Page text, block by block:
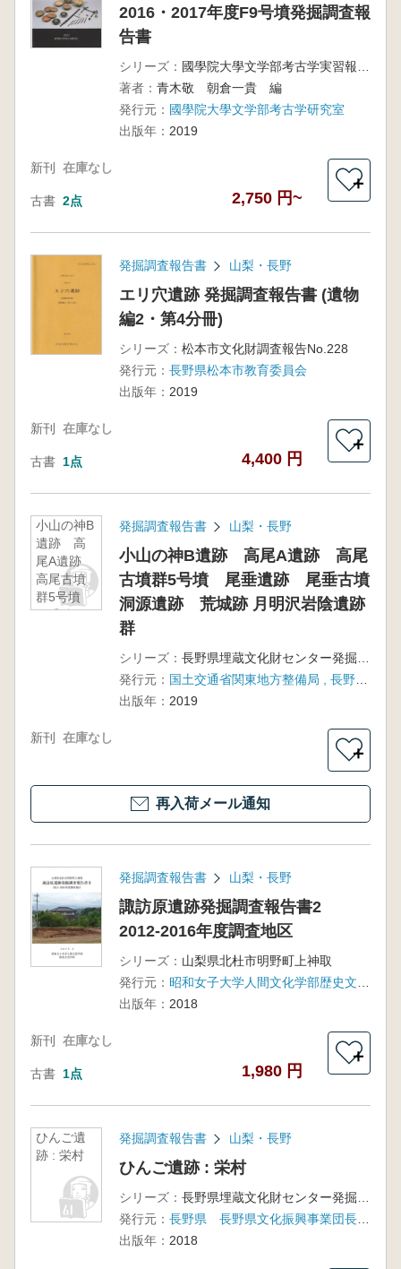
2016・2017年度F9号墳発掘調査報
告書
シリーズ：
著者： 青木敬 朝倉一貴 編
発行元： 國學院大學文学部考古学研究室
出版年： 2019
新刊 在庫なし
古書 2点 2,750 円~
＋
発掘調査報告書 山梨・長野
エリ穴遺跡 発掘調査報告書 (遺物
編2・第4分冊)
シリーズ： 松本市文化財調査報告No.228
発行元： 長野県松本市教育委員会
出版年： 2019
新刊 在庫なし
古書 1点 4,400 円
＋
小山の神B
遺跡 高
尾A遺跡
高尾古墳
群5号墳
尾垂遺
発掘調査報告書 山梨・長野
小山の神B遺跡 高尾A遺跡 高尾
古墳群5号墳 尾垂遺跡 尾垂古墳
洞源遺跡 荒城跡 月明沢岩陰遺跡
群
シリーズ：
発行元：
国土交通省関東地方整備局 , 長野県埋蔵文化財センター
出版年： 2019
新刊 在庫なし
＋
再入荷メール通知
発掘調査報告書 山梨・長野
諏訪原遺跡発掘調査報告書2
2012-2016年度調査地区
シリーズ： 山梨県北杜市明野町上神取
発行元：
出版年： 2018
新刊 在庫なし
古書 1点 1,980 円
＋
ひんご遺
跡 : 栄村
発掘調査報告書 山梨・長野
ひんご遺跡 : 栄村
シリーズ：
発行元：
長野県 長野県文化振興事業団長野県埋蔵文化財センター
出版年： 2018